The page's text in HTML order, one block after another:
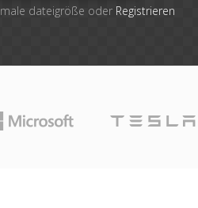
dateigröße oder Registrieren